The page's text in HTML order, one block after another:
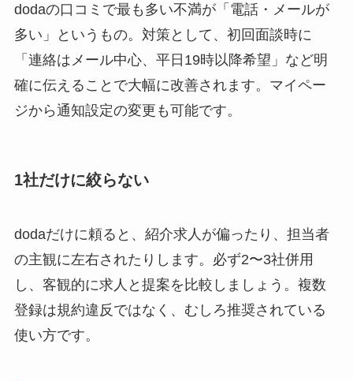
dodaの口コミで最も多い不満が「電話・メールが
多い」というもの。対策として、初回面談時に
「連絡はメール中心、平日19時以降希望」など明
確に伝えることで大幅に改善されます。マイペー
ジから通知設定の変更も可能です。
1社だけに絞らない
dodaだけに頼ると、紹介求人が偏ったり、担当者
の主観に左右されたりします。必ず2〜3社併用
し、客観的に求人と提案を比較しましょう。複数
登録は規約違反ではなく、むしろ推奨されている
使い方です。